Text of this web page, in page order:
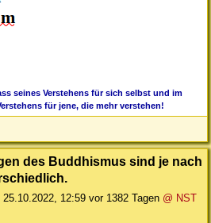
seines Verstehens für sich selbst und im
für jene, die mehr verstehen!
des Buddhismus sind je nach
25.10.2022, 12:59 vor 1382 Tagen @ NST